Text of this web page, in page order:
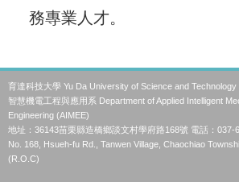
務專業人才。
育達科技大學 Yu Da University of Science and Technology
智慧機電工程與應用系 Department of Applied Intelligent
Engineering (AIMEE)
地址：36143苗栗縣造橋鄉談文村學府路168號 電話：037-
No. 168, Hsueh-fu Rd., Tanwen Village, Chaochiao
(R.O.C)